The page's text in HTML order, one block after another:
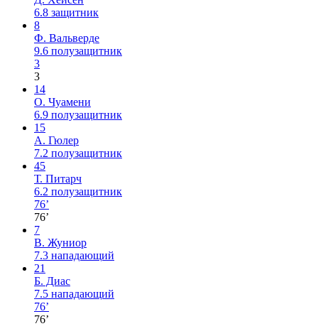
6.8 защитник
8
Ф. Вальверде
9.6 полузащитник
3
3
14
О. Чуамени
6.9 полузащитник
15
А. Гюлер
7.2 полузащитник
45
Т. Питарч
6.2 полузащитник
76’
76’
7
В. Жуниор
7.3 нападающий
21
Б. Диас
7.5 нападающий
76’
76’